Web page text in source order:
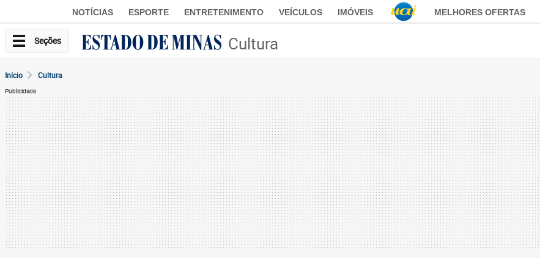
NOTÍCIAS ESPORTE ENTRETENIMENTO VEÍCULOS IMÓVEIS MELHORES OFERTAS
Seções Cultura
Início Cultura
Publicidade